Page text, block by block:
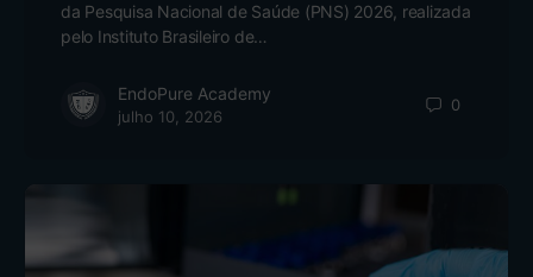
da Pesquisa Nacional de Saúde (PNS) 2026, realizada
pelo Instituto Brasileiro de…
EndoPure Academy
julho 10, 2026
0